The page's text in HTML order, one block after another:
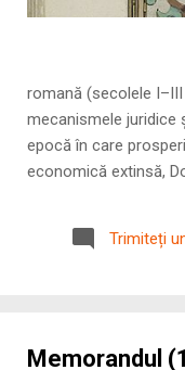
Sursa foto:
romană (secolele
mecanismele juridice
epocă în care
economică extinsă,
precizie profunzimea
Trimiteți
Memorandul